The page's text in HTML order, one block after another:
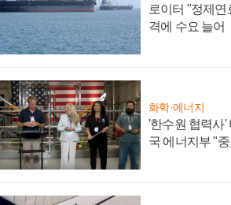
로이터 "정제연
격에 수요 늘어
화학·에너지
'한수원 협력사'
국 에너지부 "